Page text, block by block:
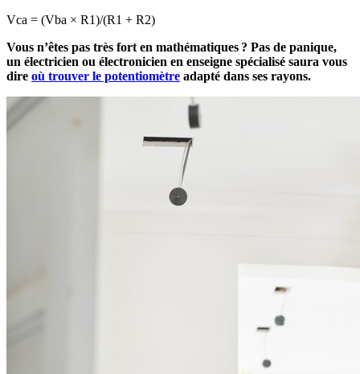
Vca = (Vba × R1)/(R1 + R2)
Vous n’êtes pas très fort en mathématiques ? Pas de panique,
un électricien ou électronicien en enseigne spécialisé saura vous
dire où trouver le potentiomètre adapté dans ses rayons.